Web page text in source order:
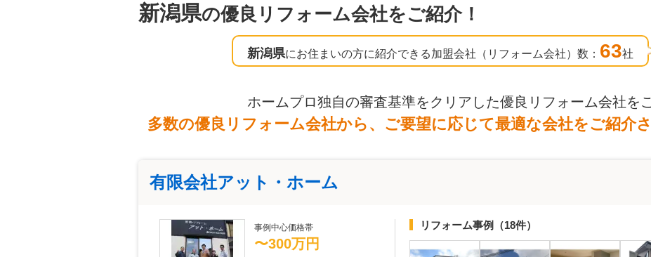
新潟県の優良リフォーム会社をご紹介！
新潟県にお住まいの方に紹介できる加盟会社（リフォーム会社）数： 63社
ホームプロ独自の審査基準をクリアした優良リフォーム会社を
多数の優良リフォーム会社から、ご要望に応じて最適な会社をご紹介
有限会社アット・ホーム
事例中心価格帯
〜300万円
リフォーム事例 （18件）